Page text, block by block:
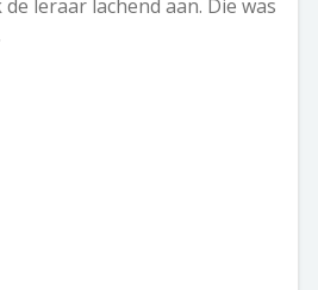
leraar lachend aan. Die was